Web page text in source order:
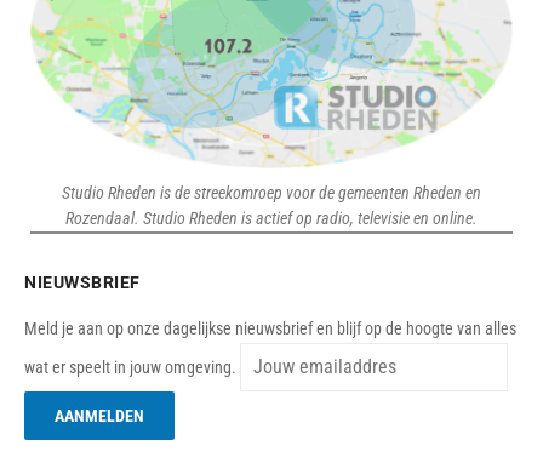
Studio Rheden is de streekomroep voor de gemeenten Rheden en
Rozendaal. Studio Rheden is actief op radio, televisie en online.
NIEUWSBRIEF
Meld je aan op onze dagelijkse nieuwsbrief en blijf op de hoogte van alles
wat er speelt in jouw omgeving.